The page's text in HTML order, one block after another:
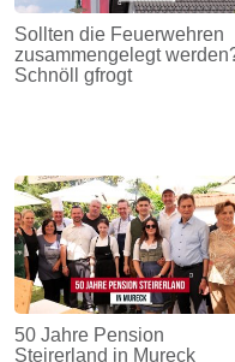
Sollten die Feuerwehren
zusammengelegt werden?
Schnöll gfrogt
50 Jahre Pension
Steirerland in Mureck